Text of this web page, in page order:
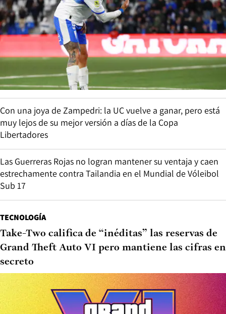
Con una joya de Zampedri: la UC vuelve a ganar, pero está
muy lejos de su mejor versión a días de la Copa
Libertadores
Las Guerreras Rojas no logran mantener su ventaja y caen
estrechamente contra Tailandia en el Mundial de Vóleibol
Sub 17
TECNOLOGÍA
Take-Two califica de “inéditas” las reservas de
Grand Theft Auto VI pero mantiene las cifras en
secreto